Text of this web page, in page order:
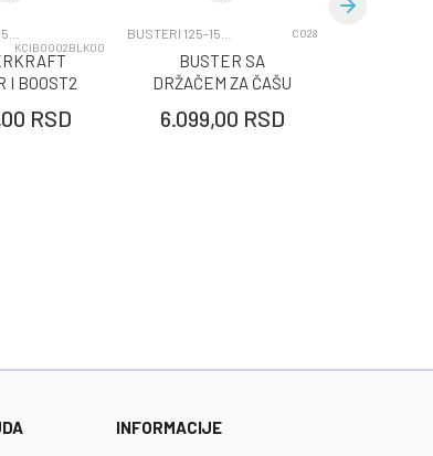
KCIBOO02BLK00
I BOOST2
RSD
C028
BUSTER SA
DRŽAČEM ZA ČAŠU
ECOTOYS
6.099,00 RSD
INFORMACIJE